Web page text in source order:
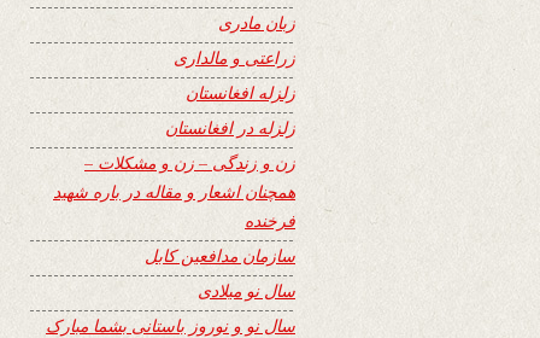
زبان مادری
زراعتی و مالداری
زلزله افغانستان
زلزله در افغانستان
زن و زندگی – زن و مشکلات –
همچنان اشعار و مقاله در باره شهید
فرخنده
سازمان مدافعین کابل
سال نو میلادی
سال نو و نوروز باستانی بشما مبارک